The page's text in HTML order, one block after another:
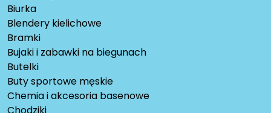
Biurka
Blendery kielichowe
Bramki
Bujaki i zabawki na biegunach
Butelki
Buty sportowe męskie
Chemia i akcesoria basenowe